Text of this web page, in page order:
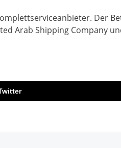
Der
Arab Shipping Company